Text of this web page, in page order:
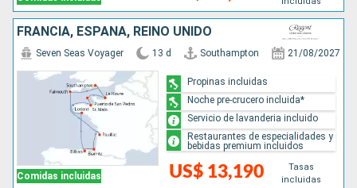
FRANCIA, ESPAÑA, REINO UNIDO
Comidas incluidas
Seven Seas Voyager 13 d Southampton 21/08/2027
US$ 13,190
Tasas
incluidas
Propinas incluidas
Noche pre-crucero incluida*
Servicio de lavanderia incluido
Restaurantes de especialidades y
bebidas premium incluidos